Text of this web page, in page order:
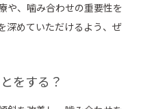
や、噛み合わせの重要性を
深めていただけるよう、ぜ
をする？